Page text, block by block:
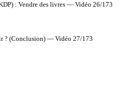
: Vendre des livres — Vidéo 26/173
? (Conclusion) — Vidéo 27/173